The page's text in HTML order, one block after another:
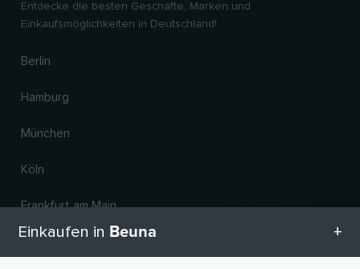
Entdecke die besten Geschäfte, Marken und
Einkaufsmöglichkeiten in Deutschland!
Berlin
Hamburg
München
Köln
Frankfurt am Main
Einkaufen in Beuna